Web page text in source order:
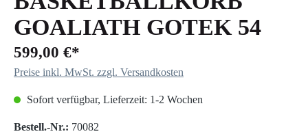
GOALIATH GOTEK 54
599,00 €*
Preise inkl. MwSt. zzgl. Versandkosten
Sofort verfügbar, Lieferzeit: 1-2 Wochen
Bestell.-Nr.: 70082